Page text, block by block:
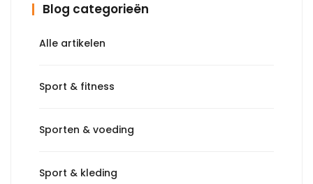
Blog categorieën
Alle artikelen
Sport & fitness
Sporten & voeding
Sport & kleding